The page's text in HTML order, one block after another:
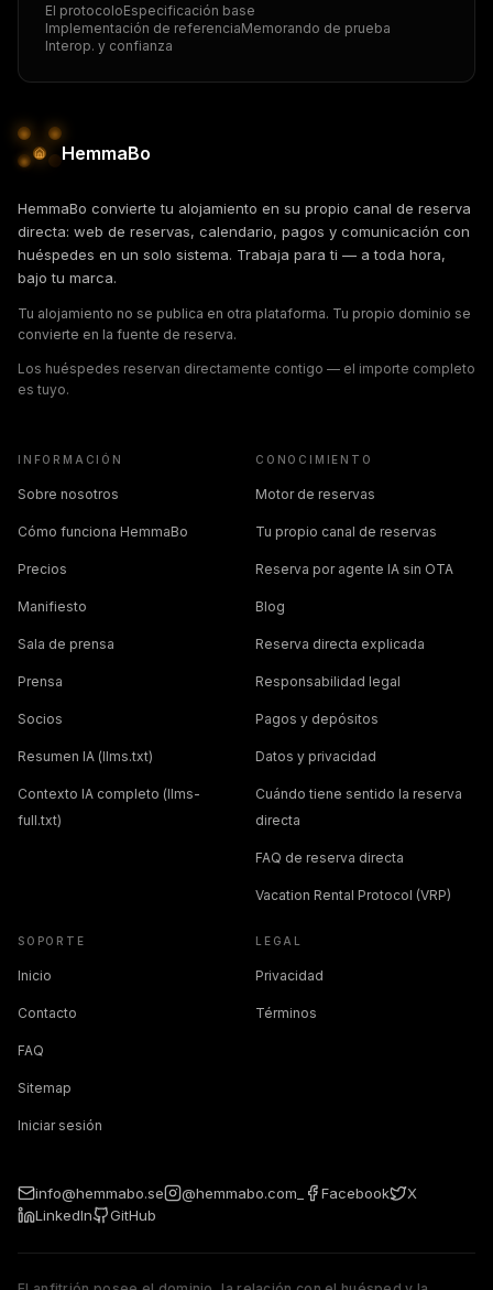
El protocoloEspecificación base
Implementación de referenciaMemorando de prueba
Interop. y confianza
HemmaBo
HemmaBo convierte tu alojamiento en su propio canal de reserva
directa: web de reservas, calendario, pagos y comunicación con
huéspedes en un solo sistema. Trabaja para ti — a toda hora,
bajo tu marca.
Tu alojamiento no se publica en otra plataforma. Tu propio dominio se
convierte en la fuente de reserva.
Los huéspedes reservan directamente contigo — el importe completo
es tuyo.
INFORMACIÓN
Sobre nosotros
Cómo funciona HemmaBo
Precios
Manifiesto
Sala de prensa
Prensa
Socios
Resumen IA (llms.txt)
Contexto IA completo (llms-
full.txt)
CONOCIMIENTO
Motor de reservas
Tu propio canal de reservas
Reserva por agente IA sin OTA
Blog
Reserva directa explicada
Responsabilidad legal
Pagos y depósitos
Datos y privacidad
Cuándo tiene sentido la reserva
directa
FAQ de reserva directa
Vacation Rental Protocol (VRP)
SOPORTE
Inicio
Contacto
FAQ
Sitemap
Iniciar sesión
LEGAL
Privacidad
Términos
info@hemmabo.se @hemmabo.com_ Facebook
X
LinkedIn
GitHub